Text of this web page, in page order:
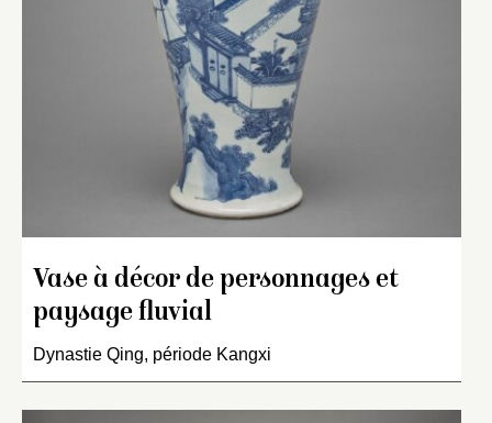
Vase à décor de personnages et
paysage fluvial
Dynastie Qing, période Kangxi